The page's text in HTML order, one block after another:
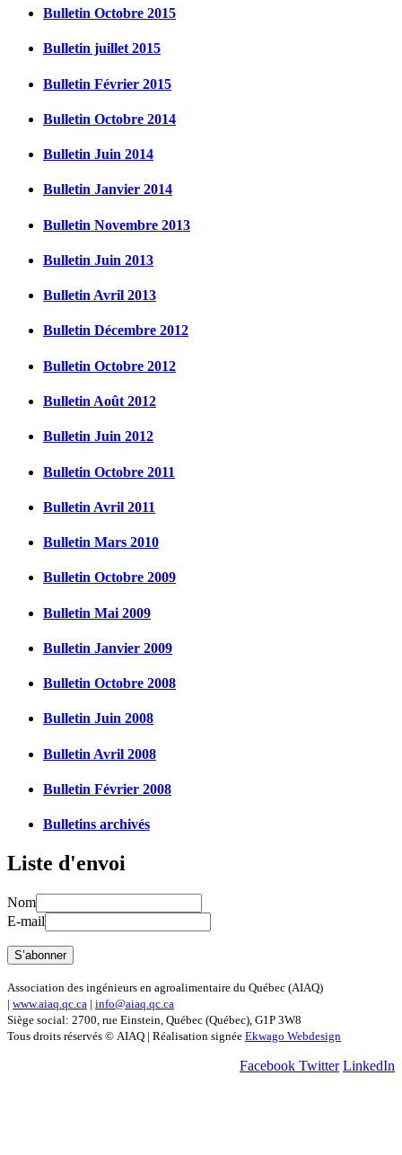
Bulletin Octobre 2015
Bulletin juillet 2015
Bulletin Février 2015
Bulletin Octobre 2014
Bulletin Juin 2014
Bulletin Janvier 2014
Bulletin Novembre 2013
Bulletin Juin 2013
Bulletin Avril 2013
Bulletin Décembre 2012
Bulletin Octobre 2012
Bulletin Août 2012
Bulletin Juin 2012
Bulletin Octobre 2011
Bulletin Avril 2011
Bulletin Mars 2010
Bulletin Octobre 2009
Bulletin Mai 2009
Bulletin Janvier 2009
Bulletin Octobre 2008
Bulletin Juin 2008
Bulletin Avril 2008
Bulletin Février 2008
Bulletins archivés
Liste d'envoi
Nom
E-mail
Association des ingénieurs en agroalimentaire du Québec (AIAQ)
| www.aiaq.qc.ca | info@aiaq.qc.ca
Siège social: 2700, rue Einstein, Québec (Québec), G1P 3W8
Tous droits réservés © AIAQ | Réalisation signée Ekwago Webdesign
Facebook Twitter LinkedIn